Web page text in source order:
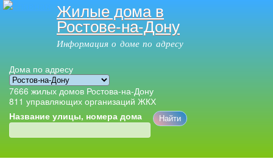
Перейти к
основному
содержанию
Жилые дома в
Ростове-на-Дону
Информация о доме по адресу
Дома по адресу
7666 жилых домов Ростова-на-Дону
811 управляющих организаций ЖКХ
Название улицы, номера дома